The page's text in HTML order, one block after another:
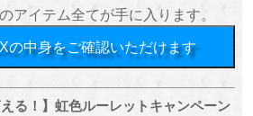
アイテム全てが手に入ります。
の中身をご確認いただけます
る！】虹色ルーレットキャンペーン